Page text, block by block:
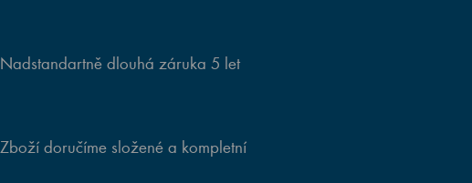
Nadstandartně dlouhá záruka 5 let
Zboží doručíme složené a kompletní